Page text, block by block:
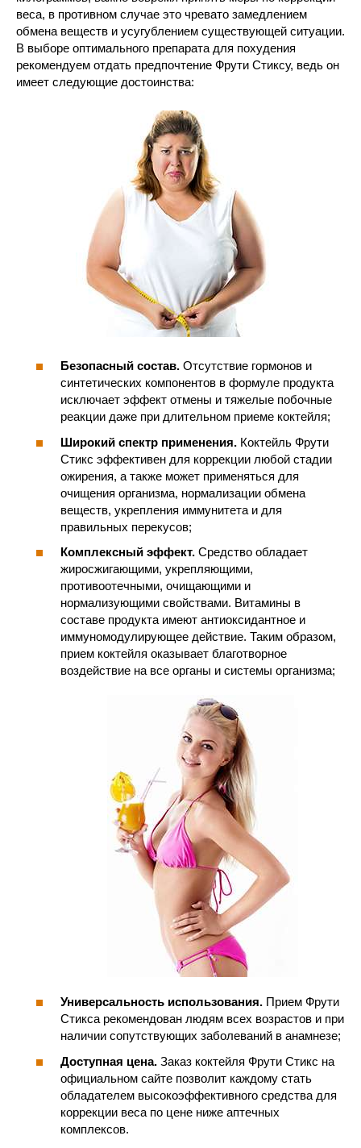
веса, в противном случае это чревато замедлением
обмена веществ и усугублением существующей ситуации.
В выборе оптимального препарата для похудения
рекомендуем отдать предпочтение Фрути Стиксу, ведь он
имеет следующие достоинства:
Безопасный состав. Отсутствие гормонов и
синтетических компонентов в формуле продукта
исключает эффект отмены и тяжелые побочные
реакции даже при длительном приеме коктейля;
Широкий спектр применения. Коктейль Фрути
Стикс эффективен для коррекции любой стадии
ожирения, а также может применяться для
очищения организма, нормализации обмена
веществ, укрепления иммунитета и для
правильных перекусов;
Комплексный эффект. Средство обладает
жиросжигающими, укрепляющими,
противоотечными, очищающими и
нормализующими свойствами. Витамины в
составе продукта имеют антиоксидантное и
иммуномодулирующее действие. Таким образом,
прием коктейля оказывает благотворное
воздействие на все органы и системы организма;
Универсальность использования. Прием Фрути
Стикса рекомендован людям всех возрастов и при
наличии сопутствующих заболеваний в анамнезе;
Доступная цена. Заказ коктейля Фрути Стикс на
официальном сайте позволит каждому стать
обладателем высокоэффективного средства для
коррекции веса по цене ниже аптечных
комплексов.